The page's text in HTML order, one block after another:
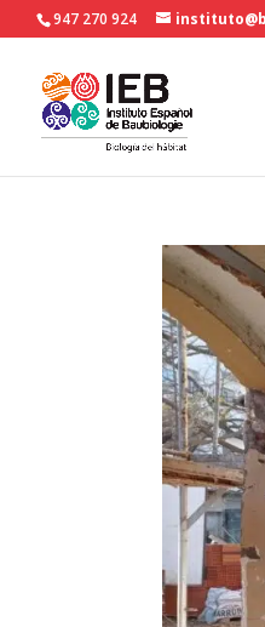
947 270 924